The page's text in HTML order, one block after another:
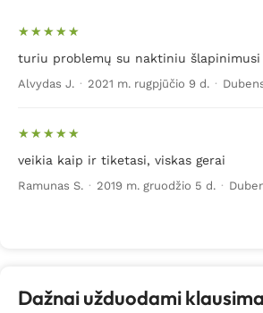
turiu problemų su naktiniu
Alvydas J. · 2021 m. rugpjūčio 9 d. ·
veikia kaip ir tiketasi, viskas gerai
Ramunas S. · 2019 m. gruodžio 5 d. ·
Dažnai užduodami